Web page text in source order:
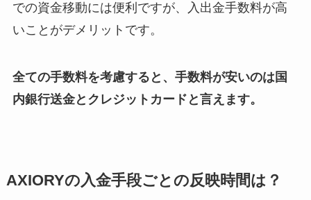
での資金移動には便利ですが、入出金手数料が高
いことがデメリットです。
全ての手数料を考慮すると、手数料が安いのは国
内銀行送金とクレジットカードと言えます。
AXIORYの入金手段ごとの反映時間は？